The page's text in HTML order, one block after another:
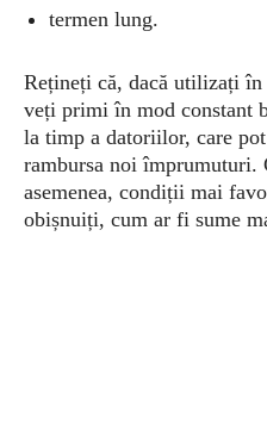
termen lung.
Rețineți că, dacă utilizați
veți primi în mod constant
la timp a datoriilor, care
rambursa noi împrumuturi.
asemenea, condiții mai
obișnuiți, cum ar fi sume